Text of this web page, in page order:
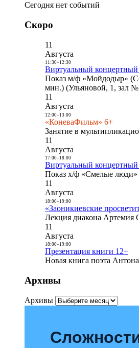
Сегодня нет событий
Скоро
11
Августа
11:30- 12:30
Виртуальный концертный
Показ м/ф «Мойдодыр»
мин.) (Ульяновой, 1, зал
11
Августа
12:00- 13:00
«КоневаФильм» 6+
Занятие в
11
Августа
17:00- 18:00
Виртуальный концертный
Показ х/ф «Смелые люди»
11
Августа
18:00- 19:00
«Заоникиевские
Лекция диакона Артемия
11
Августа
18:00- 19:00
Презентация книги 12+
Новая книга поэта
Архивы
Архивы